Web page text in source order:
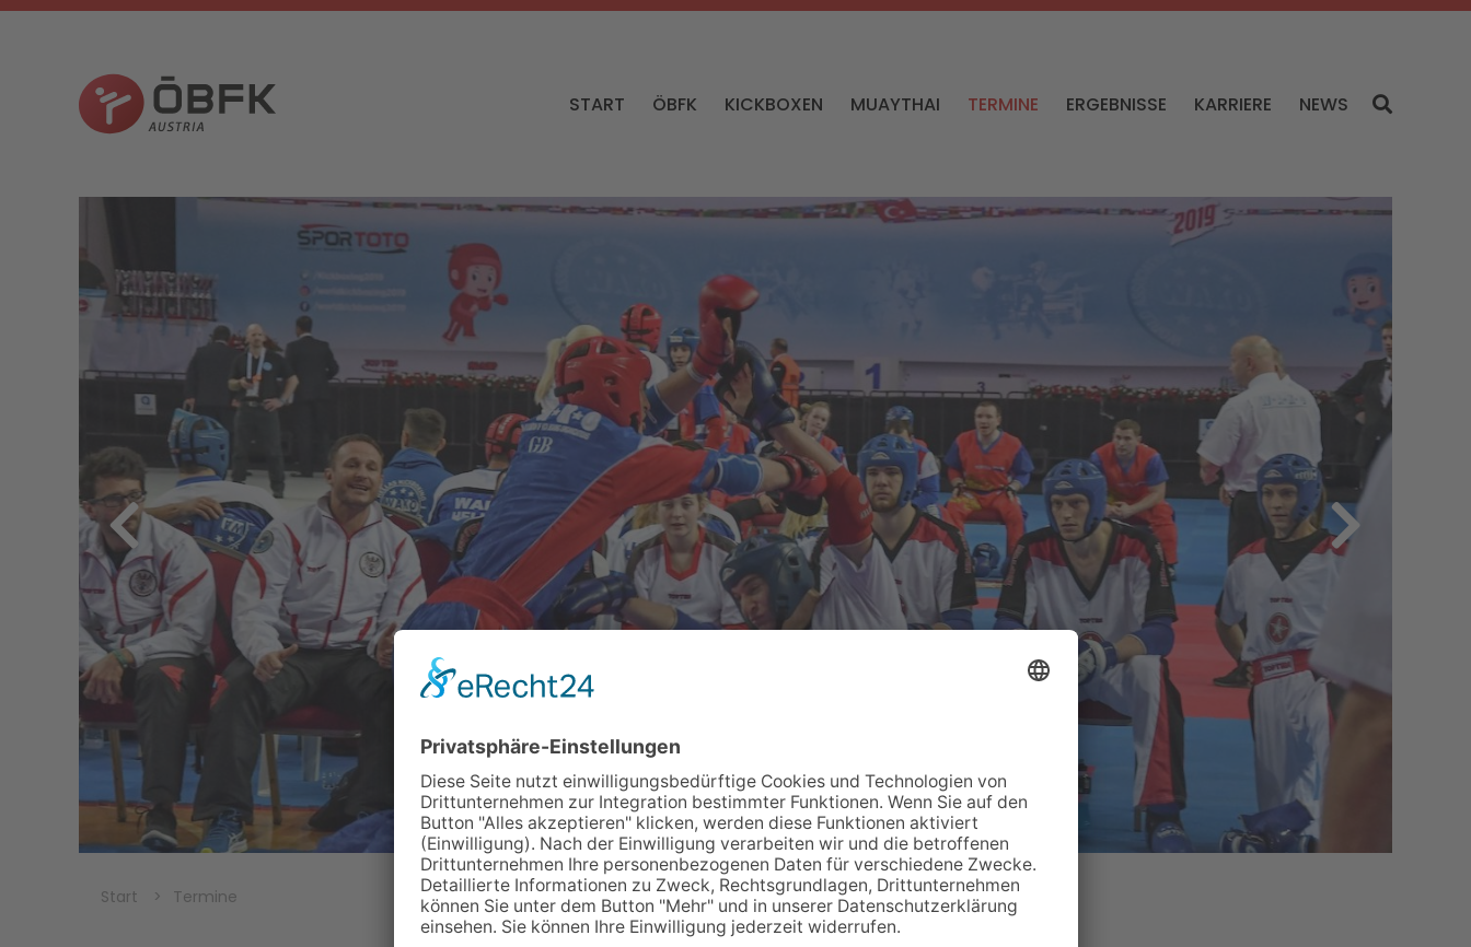
START ÖBFK KICKBOXEN MUAYTHAI TERMINE ERGEBNISSE KARRIERE NEWS
Start Termine